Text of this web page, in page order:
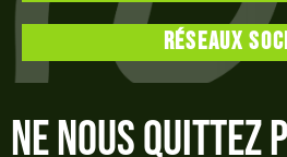
Réseaux
Ne nous quittez